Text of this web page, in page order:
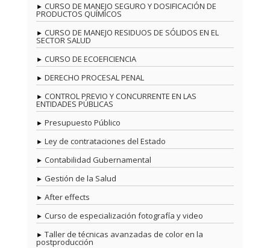
CURSO DE MANEJO SEGURO Y DOSIFICACIÓN DE
PRODUCTOS QUÍMICOS
CURSO DE MANEJO RESIDUOS DE SÓLIDOS EN EL
SECTOR SALUD
CURSO DE ECOEFICIENCIA
DERECHO PROCESAL PENAL
CONTROL PREVIO Y CONCURRENTE EN LAS
ENTIDADES PÚBLICAS
Presupuesto Público
Ley de contrataciones del Estado
Contabilidad Gubernamental
Gestión de la Salud
After effects
Curso de especialización fotografía y video
Taller de técnicas avanzadas de color en la
postproducción